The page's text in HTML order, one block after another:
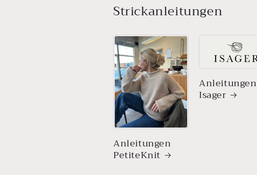
Strickanleitungen
Anleitungen
PetiteKnit
Anleitungen
Isager